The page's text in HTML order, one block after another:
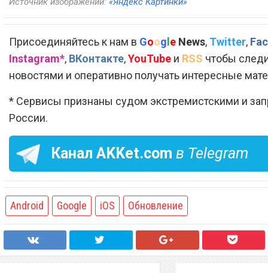
Присоединяйтесь к нам в Google News, Twitter,
Instagram*, ВКонтакте,YouTube и RSS чтобы
новостями и оперативно получать интересные
* Сервисы признаны судом экстремистскими и
России.
Канал AKKet.com в Telegram
Android Google iOS Обновление